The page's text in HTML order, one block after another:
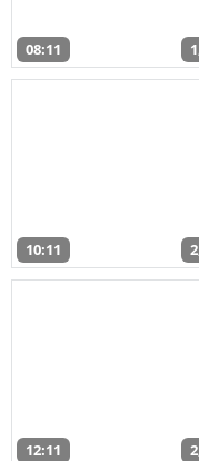
08:11
10:11
12:11